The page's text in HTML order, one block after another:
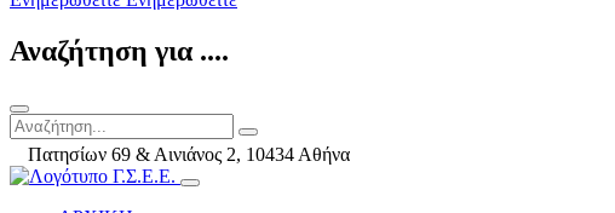
Αναζήτηση για ....
Πατησίων 69 & Αινιάνος 2, 10434 Αθήνα